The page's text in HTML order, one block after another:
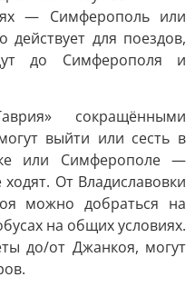
— Симферополь или
действует для поездов,
до Симферополя и
сокращёнными
выйти или сесть в
или Симферополе —
От Владиславовки
можно добраться на
на общих условиях.
до/от Джанкоя, могут